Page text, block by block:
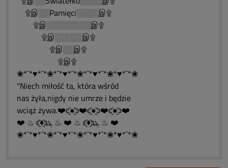
۩இ░░Pamięci░░░░இ۩
۩இ░░░░░░░░இ۩
۩இ░░░░░இ۩
۩இ░░இ۩
۩இ۩
❀*¯*♥*¯*❀*¯*♥*¯*❀*¯*♥*¯*❀*♥*¯*❀
"Niech miłość ta, która wśród
nas żyła,nigdy nie umrze i będzie
wciąż żywa.❤️ͼ̮̑●̮̑ͽ❤️ͼ̮̑●̮̑ͽ❤️ͼ̮̑●̮̑ͽ❤️
❤️ ♨ ԑ̮̑♦̮̑ɜܓ ♨ ❤️ ♨ ԑ̮̑♦̮̑ɜܓ ♨ ❤️
❀*¯*♥*¯*❀*¯*♥*¯*❀*¯*♥*¯*❀*♥*¯*❀